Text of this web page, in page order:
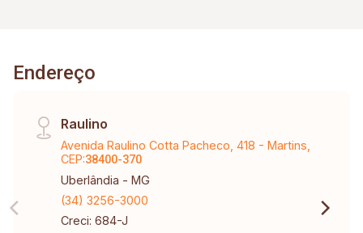
Endereço
Raulino
Avenida Raulino Cotta Pacheco, 418 - Martins,
CEP:38400-370
Uberlândia - MG
(34) 3256-3000
Creci: 684-J